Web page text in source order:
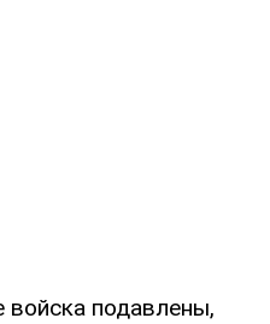
войска подавлены,